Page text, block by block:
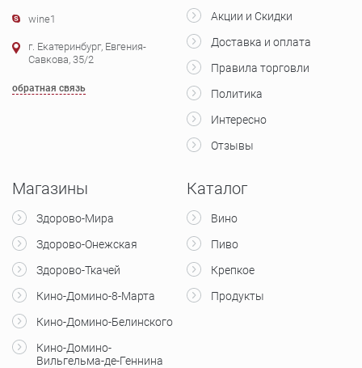
wine1
г. Екатеринбург, Евгения-
Савкова, 35/2
обратная связь
Акции и Скидки
Доставка и оплата
Правила торговли
Политика
Интересно
Отзывы
Магазины
Здорово-Мира
Здорово-Онежская
Здорово-Ткачей
Кино-Домино-8-Марта
Кино-Домино-Белинского
Кино-Домино-
Вильгельма-де-Геннина
Каталог
Вино
Пиво
Крепкое
Продукты